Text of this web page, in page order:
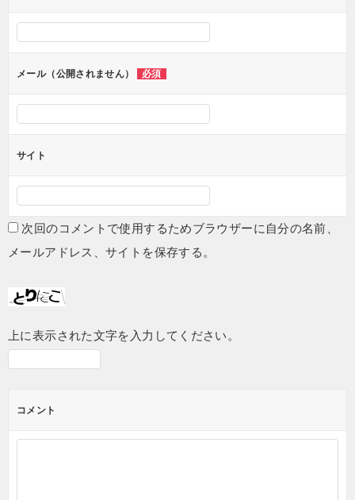
ョ
メール（公開されません） 必須
サイト
次回のコメントで使用するためブラウザーに自分の名前、
メールアドレス、サイトを保存する。
上に表示された文字を入力してください。
コメント